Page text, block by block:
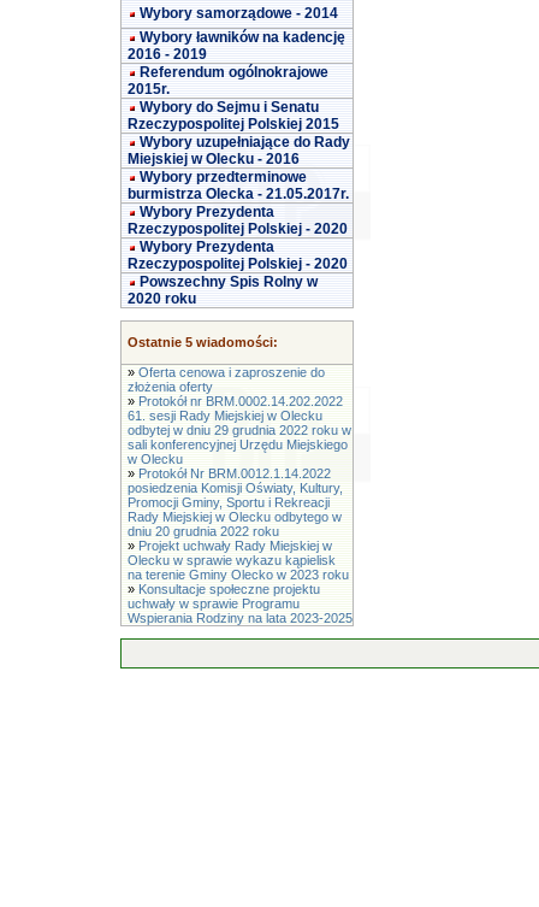
Wybory samorządowe - 2014
Wybory ławników na kadencję
2016 - 2019
Referendum ogólnokrajowe
2015r.
Wybory do Sejmu i Senatu
Rzeczypospolitej Polskiej 2015
Wybory uzupełniające do Rady
Miejskiej w Olecku - 2016
Wybory przedterminowe
burmistrza Olecka - 21.05.2017r.
Wybory Prezydenta
Rzeczypospolitej Polskiej - 2020
Wybory Prezydenta
Rzeczypospolitej Polskiej - 2020
Powszechny Spis Rolny w
2020 roku
Ostatnie 5 wiadomości:
» Oferta cenowa i zaproszenie do
złożenia oferty
» Protokół nr BRM.0002.14.202.2022
61. sesji Rady Miejskiej w Olecku
odbytej w dniu 29 grudnia 2022 roku w
sali konferencyjnej Urzędu Miejskiego
w Olecku
» Protokół Nr BRM.0012.1.14.2022
posiedzenia Komisji Oświaty, Kultury,
Promocji Gminy, Sportu i Rekreacji
Rady Miejskiej w Olecku odbytego w
dniu 20 grudnia 2022 roku
» Projekt uchwały Rady Miejskiej w
Olecku w sprawie wykazu kąpielisk
na terenie Gminy Olecko w 2023 roku
» Konsultacje społeczne projektu
uchwały w sprawie Programu
Wspierania Rodziny na lata 2023-2025